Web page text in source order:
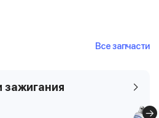
Все запчасти
зажигания